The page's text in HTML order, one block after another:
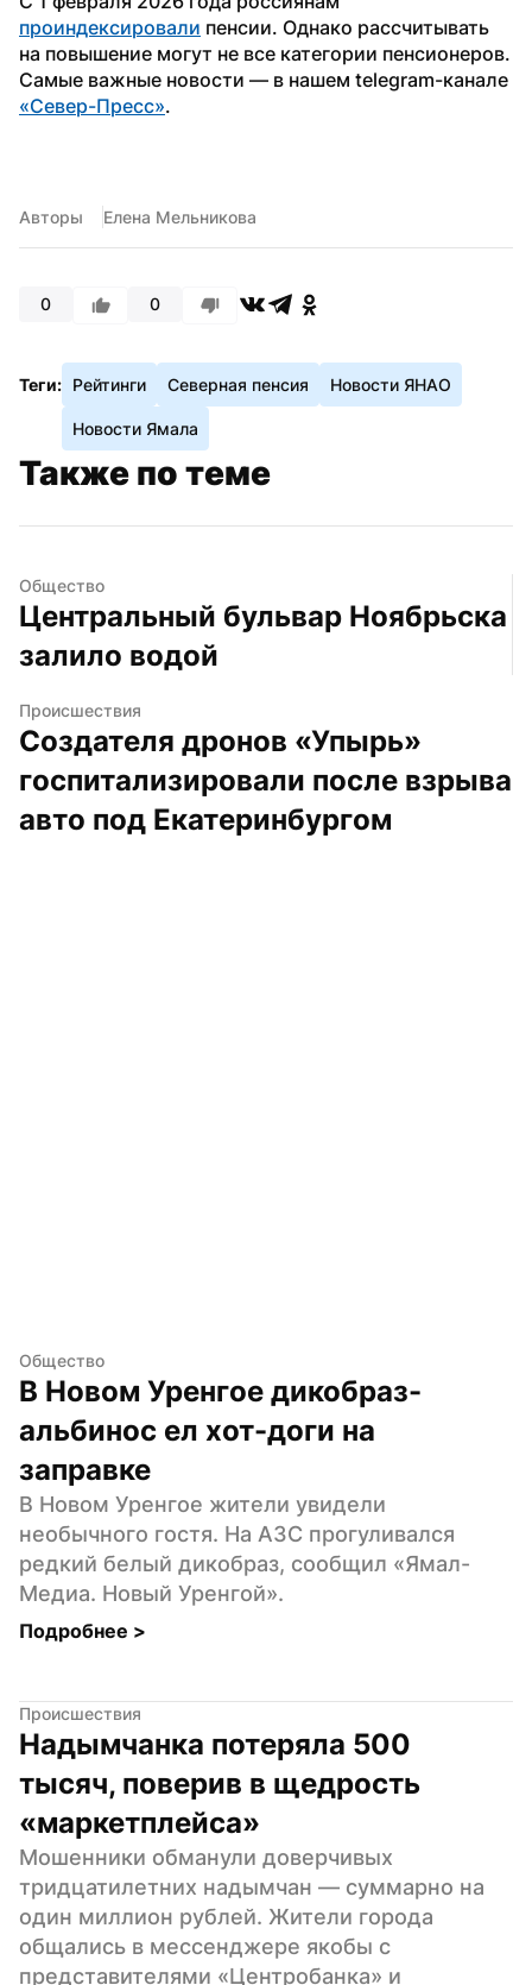
проиндексировали пенсии. Однако рассчитывать
на повышение могут не все категории пенсионеров.
«Север-Пресс».
Авторы Елена Мельникова
0 0
Теги: Рейтинги Северная пенсия Новости ЯНАО
Новости Ямала
Также по теме
Общество
Центральный бульвар Ноябрьска
залило водой
Происшествия
Создателя дронов «Упырь»
госпитализировали после взрыва
авто под Екатеринбургом
Общество
В Новом Уренгое дикобраз-
альбинос ел хот-доги на
заправке
В Новом Уренгое жители увидели
необычного гостя. На АЗС прогуливался
редкий белый дикобраз, сообщил «Ямал-
Медиа. Новый Уренгой».
Подробнее >
Происшествия
Надымчанка потеряла 500
тысяч, поверив в щедрость
«маркетплейса»
Мошенники обманули доверчивых
тридцатилетних надымчан — суммарно на
один миллион рублей. Жители города
общались в мессенджере якобы с
представителями «Центробанка» и